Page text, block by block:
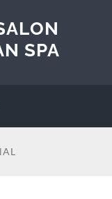
SPA